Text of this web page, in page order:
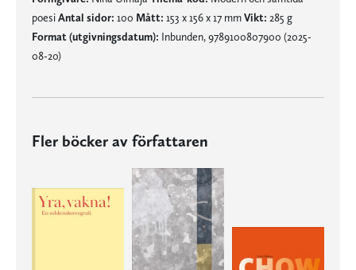
poesiAntal sidor: 100 Mått: 153 x 156 x 17 mmVikt: 285 g
Format (utgivningsdatum): Inbunden, 9789100807900 (2025-
08-20)
Fler böcker av författaren